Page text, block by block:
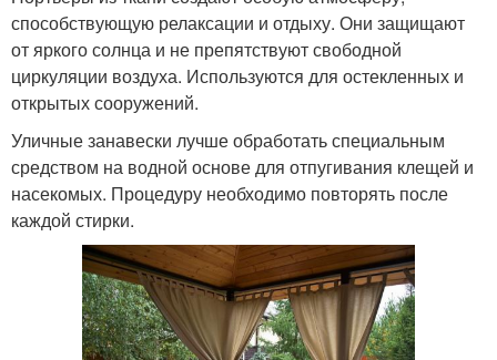
способствующую релаксации и отдыху. Они защищают
от яркого солнца и не препятствуют свободной
циркуляции воздуха. Используются для остекленных и
открытых сооружений.
Уличные занавески лучше обработать специальным
средством на водной основе для отпугивания клещей и
насекомых. Процедуру необходимо повторять после
каждой стирки.